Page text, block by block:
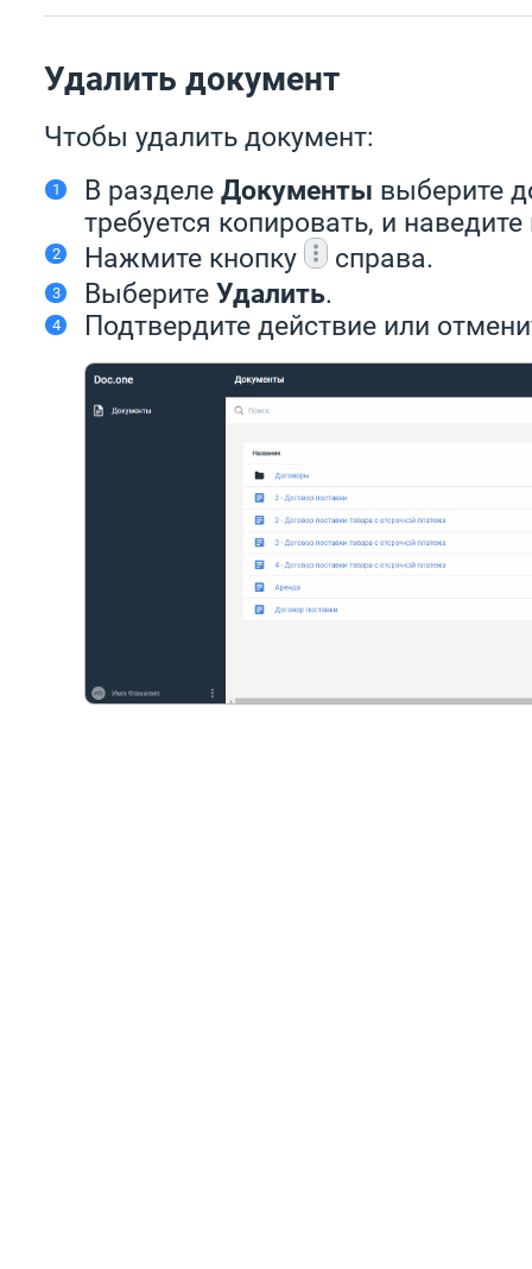
Удалить документ
Чтобы удалить документ:
В разделе Документы выберите
требуется копировать, и
Нажмите кнопку
справа.
Выберите Удалить.
Подтвердите действие или